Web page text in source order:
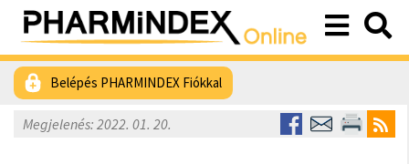
Belépés PHARMINDEX Fiókkal
Megjelenés: 2022. 01. 20.